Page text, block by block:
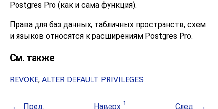
Postgres Pro (как и сама функция).
Права для баз данных, табличных пространств, схем
и языков относятся к расширениям Postgres Pro.
См. также
REVOKE, ALTER DEFAULT PRIVILEGES
Пред. Наверх След.